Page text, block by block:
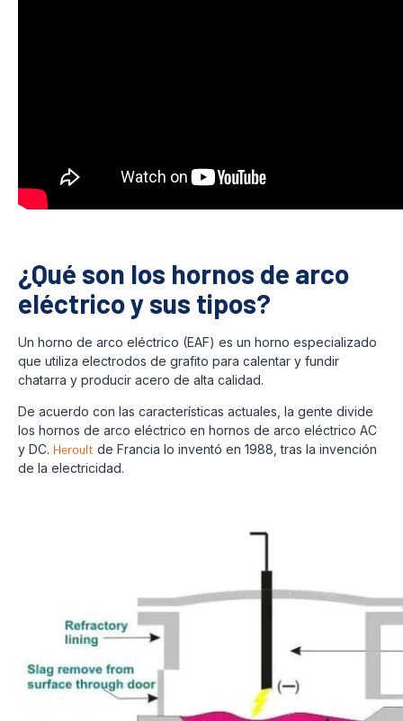
¿Qué son los hornos de arco
eléctrico y sus tipos?
Un horno de arco eléctrico (EAF) es un horno especializado
que utiliza electrodos de grafito para calentar y fundir
chatarra y producir acero de alta calidad.
De acuerdo con las características actuales, la gente divide
los hornos de arco eléctrico en hornos de arco eléctrico AC
y DC. Heroult de Francia lo inventó en 1988, tras la invención
de la electricidad.